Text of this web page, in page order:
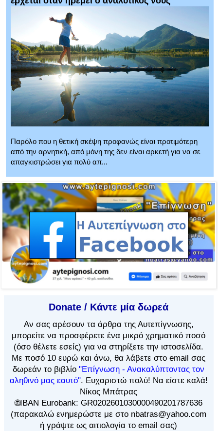
Παρόλο που η θετική σκέψη προφανώς είναι προτιμότερη
από την αρνητική, από μόνη της δεν είναι αρκετή για να σε
απαγκιστρώσει για πολύ απ...
Donate / Κάντε μία δωρεά
Αν σας αρέσουν τα άρθρα της Αυτεπίγνωσης,
μπορείτε να προσφέρετε ένα μικρό χρηματικό ποσό
(όσο θέλετε εσείς) για να στηρίξετε την ιστοσελίδα.
Με ποσό 10 ευρώ και άνω, θα λάβετε στο email σας
δωρεάν το βιβλίο"Επίγνωση - Ανακαλύπτοντας τον
αληθινό μας εαυτό". Ευχαριστώ πολύ! Να είστε καλά!
Νίκος Μπάτρας
🌐IBAN Eurobank: GR0202601030000490201787636
(παρακαλώ ενημερώστε με στο nbatras@yahoo.com
ή γράψτε ως αιτιολογία το email σας)